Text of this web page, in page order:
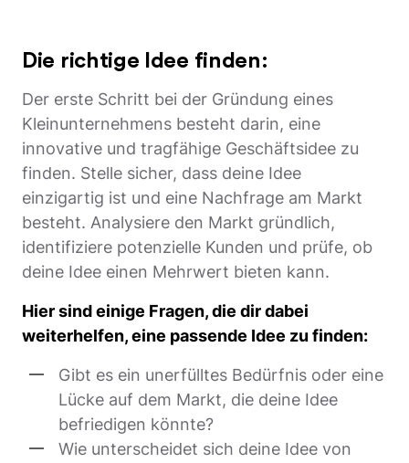
Die richtige Idee finden:
Der erste Schritt bei der Gründung eines
Kleinunternehmens besteht darin, eine
innovative und tragfähige Geschäftsidee zu
finden. Stelle sicher, dass deine Idee
einzigartig ist und eine Nachfrage am Markt
besteht. Analysiere den Markt gründlich,
identifiziere potenzielle Kunden und prüfe, ob
deine Idee einen Mehrwert bieten kann.
Hier sind einige Fragen, die dir dabei
weiterhelfen, eine passende Idee zu finden:
Gibt es ein unerfülltes Bedürfnis oder eine
Lücke auf dem Markt, die deine Idee
befriedigen könnte?
Wie unterscheidet sich deine Idee von